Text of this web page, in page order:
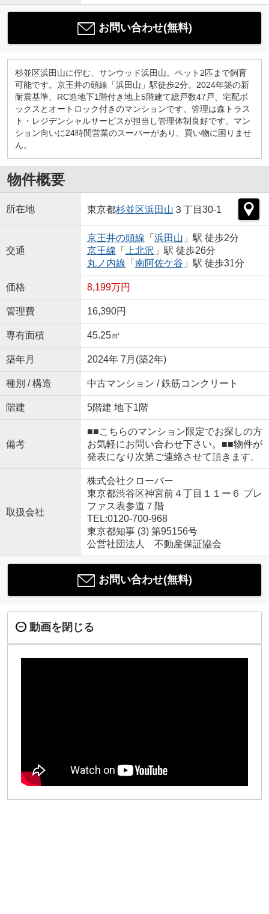
お問い合わせ(無料)
杉並区浜田山に佇む、サンウッド浜田山。ペット2匹まで飼育
可能です。京王井の頭線「浜田山」駅徒歩2分。2024年築の新
耐震基準、RC造地下1階付き地上5階建て総戸数47戸、宅配ボ
ックスとオートロック付きのマンションです。管理は森トラス
ト・レジデンシャルサービスが担当し管理体制良好です。マン
ション向いに24時間営業のスーパーがあり、買い物に困りませ
ん。
物件概要
所在地 東京都杉並区浜田山 ３丁目30-1
交通
京王井の頭線 「 浜田山 」駅 徒歩2分
京王線 「 上北沢 」駅 徒歩26分
丸ノ内線 「 南阿佐ケ谷 」駅 徒歩31分
価格 8,199万円
管理費 16,390円
専有面積 45.25㎡
築年月 2024年 7月(築2年)
種別 / 構造 中古マンション / 鉄筋コンクリート
階建 5階建 地下1階
備考
■■こちらのマンション限定でお探しの方
お気軽にお問い合わせ下さい。■■物件が
発表になり次第ご連絡させて頂きます。
取扱会社
株式会社クローバー
東京都渋谷区神宮前４丁目１１ー６ プレ
ファス表参道７階
TEL:0120-700-968
東京都知事 (3) 第95156号
公営社団法人 不動産保証協会
お問い合わせ(無料)
動画を閉じる